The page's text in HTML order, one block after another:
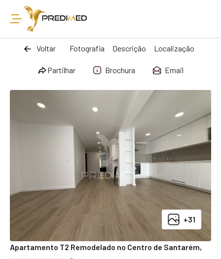
Voltar Fotografia Descrição Localização
Partilhar Brochura Email
+31
Apartamento T2 Remodelado no Centro de Santarém,